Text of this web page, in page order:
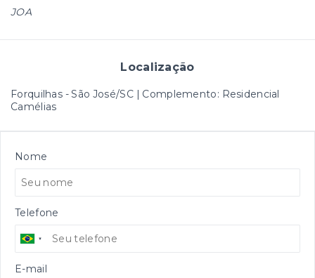
JOA
Localização
Forquilhas - São José/SC | Complemento: Residencial
Camélias
Nome
Telefone
E-mail